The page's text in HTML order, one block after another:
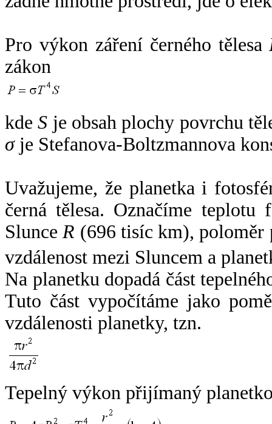
Pro výkon záření černého tělesa
zákon
kdeS je obsah plochy povrchu
σje Stefanova-Boltzmannova
Uvažujeme, že planetka i
černá tělesa. Označíme
SlunceR (696 tisíc km),
vzdálenost mezi Sluncem a
Na planetku dopadá část
Tuto část vypočítáme jako
vzdálenosti planetky, tzn.
Tepelný výkon přijímaný